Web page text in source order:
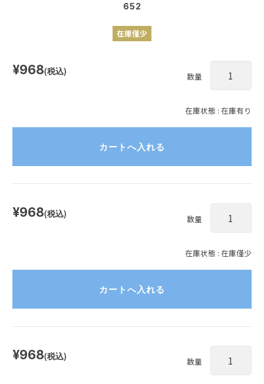
652
在庫僅少
在庫状態 : 在庫有り
¥968(税込) 数量
在庫状態 : 在庫僅少
¥968(税込) 数量
¥968(税込) 数量